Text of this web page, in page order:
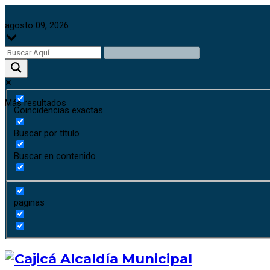
agosto 09, 2026
Más resultados
Coincidencias exactas
Buscar por título
Buscar en contenido
paginas